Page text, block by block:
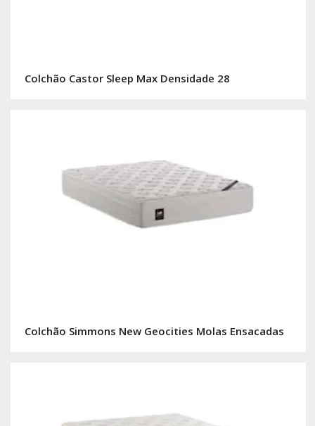
Colchão Castor Sleep Max Densidade 28
Colchão Simmons New Geocities Molas Ensacadas